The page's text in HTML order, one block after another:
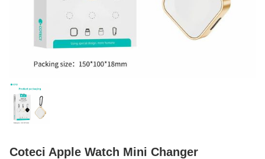
Coteci Apple Watch Mini Changer